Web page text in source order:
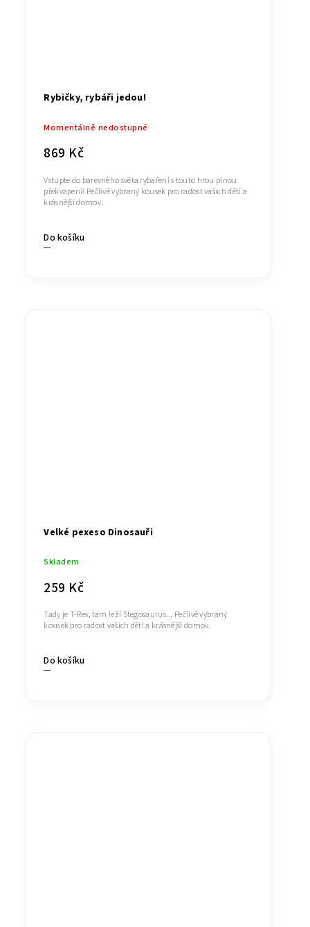
Rybičky, rybáři jedou!
Momentálně nedostupné
869 Kč
Do košíku
Vstupte do barevného světa rybaření s touto hrou plnou
překvapení! Pečlivě vybraný kousek pro radost vašich dětí a
krásnější domov.
Velké pexeso Dinosauři
Skladem
259 Kč
Do košíku
Tady je T-Rex, tam leží Stegosaurus... Pečlivě vybraný
kousek pro radost vašich dětí a krásnější domov.